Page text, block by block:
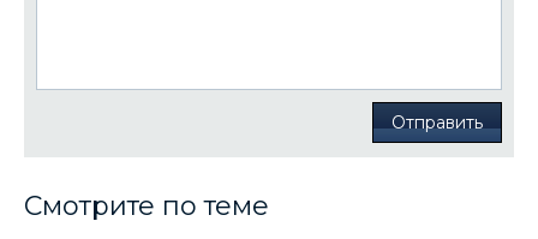
Отправить
Смотрите по теме